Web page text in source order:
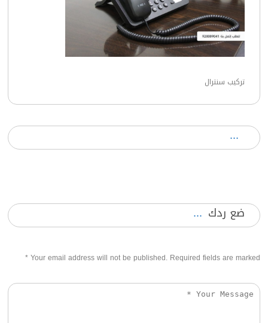
تركيب سنترال
ضع ردك
Your email address will not be published. Required fields are marked
*